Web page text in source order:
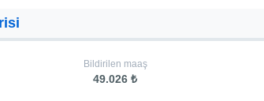
Bildirilen maaş
49.026 ₺